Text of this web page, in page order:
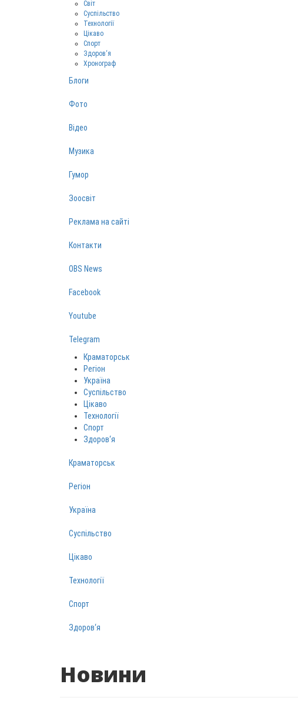
Світ
Суспільство
Технології
Цікаво
Спорт
Здоров‘я
Хронограф
Блоги
Фото
Відео
Музика
Гумор
Зоосвіт
Реклама на сайті
Контакти
OBS News
Facebook
Youtube
Telegram
Краматорськ
Регіон
Україна
Суспільство
Цікаво
Технології
Спорт
Здоров‘я
Краматорськ
Регіон
Україна
Суспільство
Цікаво
Технології
Спорт
Здоров‘я
Новини